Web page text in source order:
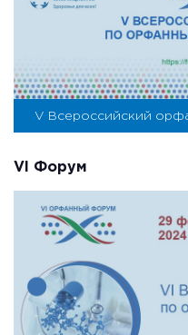
V Всероссийский
VI Форум